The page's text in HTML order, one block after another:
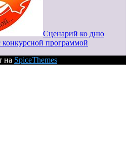
Сценарий ко дню
конкурсной программой
на SpiceThemes